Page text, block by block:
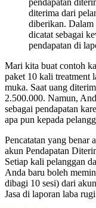
diterima dari
diberikan. Dalam
dicatat sebagai
pendapatan di
Mari kita buat contoh
paket 10 kali treatment
muka. Saat uang
2.500.000. Namun,
sebagai pendapatan
apa pun kepada
Pencatatan yang benar
akun Pendapatan
Setiap kali pelanggan
Anda baru boleh
dibagi 10 sesi) dari
Jasa di laporan laba